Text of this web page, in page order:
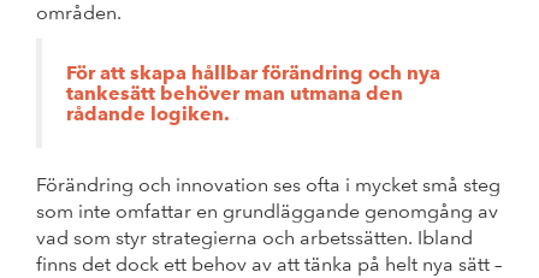
områden.
För att skapa hållbar förändring och nya
tankesätt behöver man utmana den
rådande logiken.
Förändring och innovation ses ofta i mycket små steg
som inte omfattar en grundläggande genomgång av
vad som styr strategierna och arbetssätten. Ibland
finns det dock ett behov av att tänka på helt nya sätt –